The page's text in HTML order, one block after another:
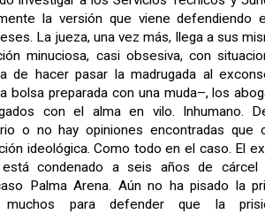
la versión que viene defendiendo
La jueza, una vez más, llega a sus
minuciosa, casi obsesiva, con
de hacer pasar la madrugada al
bolsa preparada con una muda–, los
con el alma en vilo. Inhumano.
o no hay opiniones encontradas que
ideológica. Como todo en el caso. El
está condenado a seis años de
Palma Arena. Aún no ha pisado la
muchos para defender que la